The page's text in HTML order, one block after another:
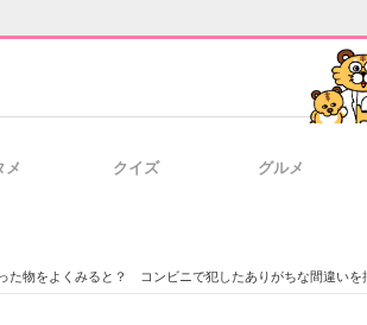
メ クイズ グルメ
た物をよくみると？ コンビニで犯したありがちな間違いを